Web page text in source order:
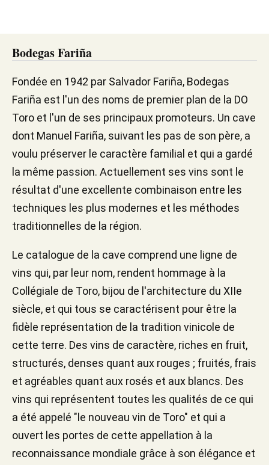
Bodegas Fariña
Fondée en 1942 par Salvador Fariña, Bodegas
Fariña est l'un des noms de premier plan de la DO
Toro et l'un de ses principaux promoteurs. Un cave
dont Manuel Fariña, suivant les pas de son père, a
voulu préserver le caractère familial et qui a gardé
la même passion. Actuellement ses vins sont le
résultat d'une excellente combinaison entre les
techniques les plus modernes et les méthodes
traditionnelles de la région.
Le catalogue de la cave comprend une ligne de
vins qui, par leur nom, rendent hommage à la
Collégiale de Toro, bijou de l'architecture du XIIe
siècle, et qui tous se caractérisent pour être la
fidèle représentation de la tradition vinicole de
cette terre. Des vins de caractère, riches en fruit,
structurés, denses quant aux rouges ; fruités, frais
et agréables quant aux rosés et aux blancs. Des
vins qui représentent toutes les qualités de ce qui
a été appelé "le nouveau vin de Toro" et qui a
ouvert les portes de cette appellation à la
reconnaissance mondiale grâce à son élégance et